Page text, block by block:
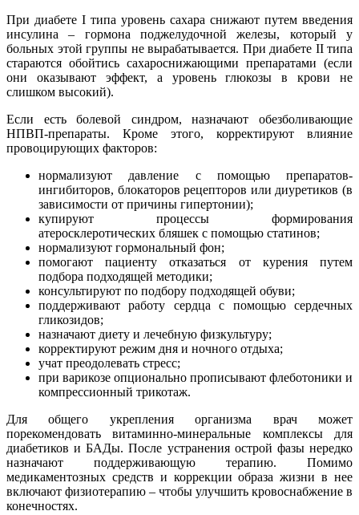
При диабете I типа уровень сахара снижают путем введения
инсулина – гормона поджелудочной железы, который у
больных этой группы не вырабатывается. При диабете II типа
стараются обойтись сахароснижающими препаратами (если
они оказывают эффект, а уровень глюкозы в крови не
слишком высокий).
Если есть болевой синдром, назначают обезболивающие
НПВП-препараты. Кроме этого, корректируют влияние
провоцирующих факторов:
нормализуют давление с помощью препаратов-
ингибиторов, блокаторов рецепторов или диуретиков (в
зависимости от причины гипертонии);
купируют процессы формирования
атеросклеротических бляшек с помощью статинов;
нормализуют гормональный фон;
помогают пациенту отказаться от курения путем
подбора подходящей методики;
консультируют по подбору подходящей обуви;
поддерживают работу сердца с помощью сердечных
гликозидов;
назначают диету и лечебную физкультуру;
корректируют режим дня и ночного отдыха;
учат преодолевать стресс;
при варикозе опционально прописывают флеботоники и
компрессионный трикотаж.
Для общего укрепления организма врач может
порекомендовать витаминно-минеральные комплексы для
диабетиков и БАДы. После устранения острой фазы нередко
назначают поддерживающую терапию. Помимо
медикаментозных средств и коррекции образа жизни в нее
включают физиотерапию – чтобы улучшить кровоснабжение в
конечностях.